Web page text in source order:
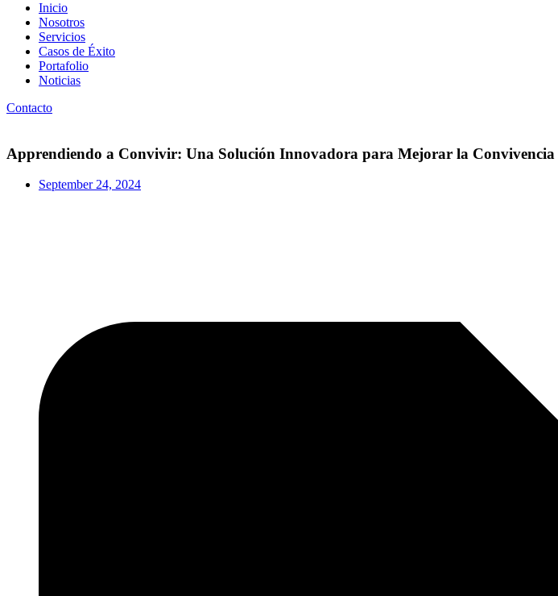
Inicio
Nosotros
Servicios
Casos de Éxito
Portafolio
Noticias
Contacto
Apprendiendo a Convivir: Una Solución Innovadora para Mejorar la Convivencia
September 24, 2024